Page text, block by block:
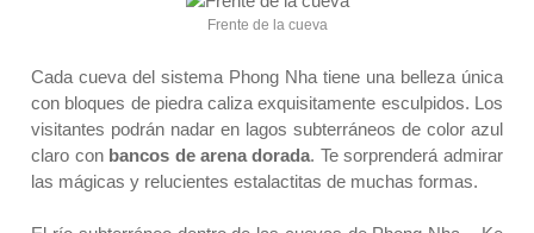
Frente de la cueva
Cada cueva del sistema Phong Nha tiene una belleza única
con bloques de piedra caliza exquisitamente esculpidos. Los
visitantes podrán nadar en lagos subterráneos de color azul
claro con bancos de arena dorada. Te sorprenderá admirar
las mágicas y relucientes estalactitas de muchas formas.